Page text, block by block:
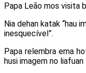
Papa Leão mos visita
Nia dehan katak “hau
inesquecível”.
Papa relembra ema
husi imagem no